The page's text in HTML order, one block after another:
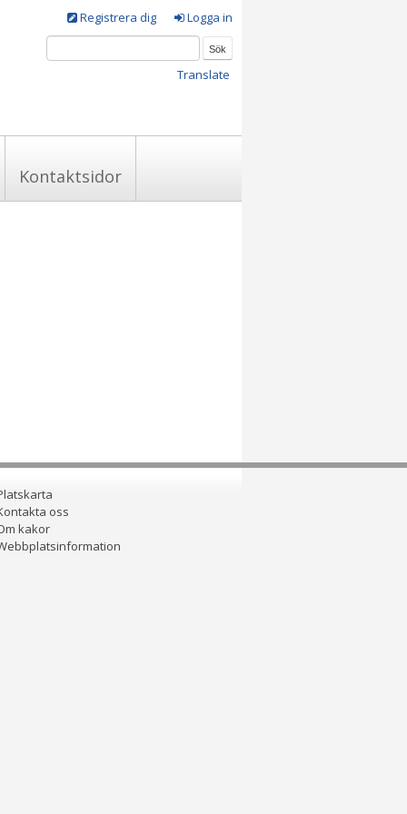
Logga in
Registrera dig
Translate
Kontaktsidor
oss
kakor